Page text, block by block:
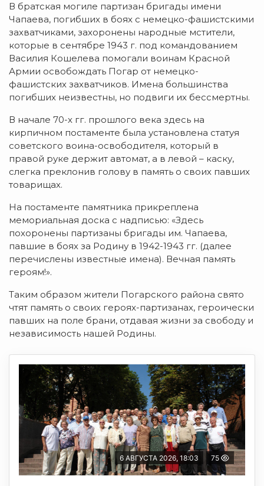
В братская могиле партизан бригады имени
Чапаева, погибших в боях с немецко-фашистскими
захватчиками, захоронены народные мстители,
которые в сентябре 1943 г. под командованием
Василия Кошелева помогали воинам Красной
Армии освобождать Погар от немецко-
фашистских захватчиков. Имена большинства
погибших неизвестны, но подвиги их бессмертны.
В начале 70-х гг. прошлого века здесь на
кирпичном постаменте была установлена статуя
советского воина-освободителя, который в
правой руке держит автомат, а в левой – каску,
слегка преклонив голову в память о своих павших
товарищах.
На постаменте памятника прикреплена
мемориальная доска с надписью: «Здесь
похоронены партизаны бригады им. Чапаева,
павшие в боях за Родину в 1942-1943 гг. (далее
перечислены известные имена). Вечная память
героям!».
Таким образом жители Погарского района свято
чтят память о своих героях-партизанах, героически
павших на поле брани, отдавая жизни за свободу и
независимость нашей Родины.
6 АВГУСТА 2026, 18:03 75